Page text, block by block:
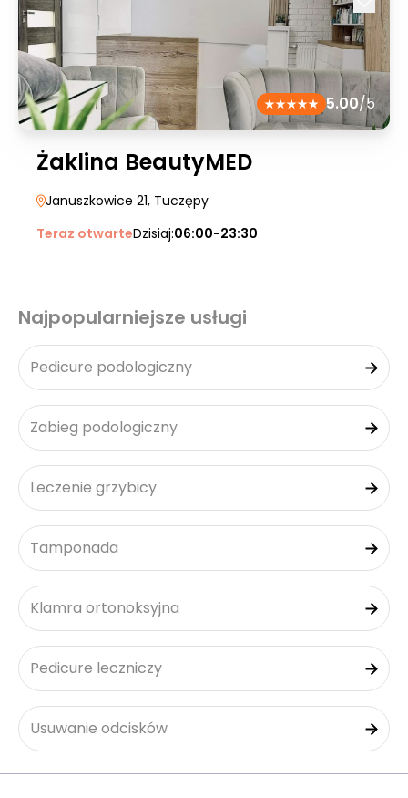
5.00/5
Żaklina BeautyMED
Januszkowice 21, Tuczępy
Teraz otwarteDzisiaj:06:00-23:30
Najpopularniejsze usługi
Pedicure podologiczny
Zabieg podologiczny
Leczenie grzybicy
Tamponada
Klamra ortonoksyjna
Pedicure leczniczy
Usuwanie odcisków